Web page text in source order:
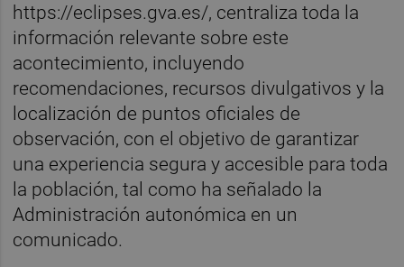
https://eclipses.gva.es/, centraliza toda la
información relevante sobre este
acontecimiento, incluyendo
recomendaciones, recursos divulgativos y la
localización de puntos oficiales de
observación, con el objetivo de garantizar
una experiencia segura y accesible para toda
la población, tal como ha señalado la
Administración autonómica en un
comunicado.